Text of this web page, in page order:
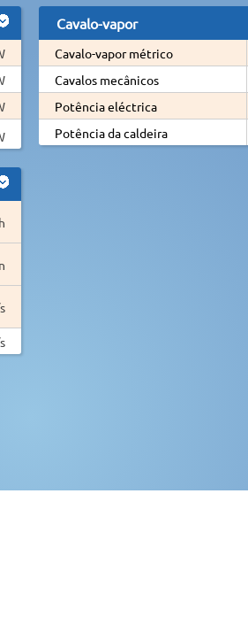
Cavalo-vapor
Cavalo-vapor métrico
Cavalos mecânicos
Potência eléctrica
Potência da caldeira